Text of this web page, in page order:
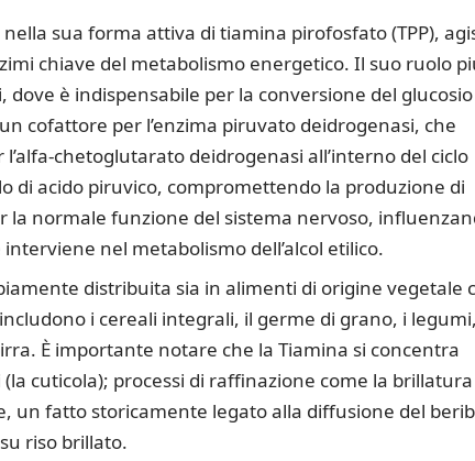
nella sua forma attiva di tiamina pirofosfato (TPP),
chiave del metabolismo energetico. Il suo ruolo
è indispensabile per la conversione del
cofattore per l’enzima piruvato deidrogenasi, che
l’alfa-chetoglutarato deidrogenasi all’interno del ciclo
di acido piruvico, compromettendo la produzione di
la normale funzione del sistema nervoso,
nel metabolismo dell’alcol etilico.
distribuita sia in alimenti di origine vegetale
i cereali integrali, il germe di grano, i
È importante notare che la Tiamina si concentra
cuticola); processi di raffinazione come la brillatura
un fatto storicamente legato alla diffusione del
riso brillato.